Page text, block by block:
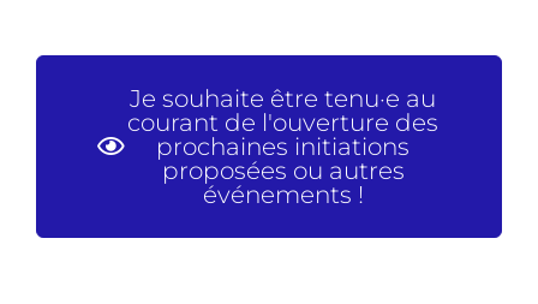
Je souhaite être tenu·e au
courant de l'ouverture des
prochaines initiations
proposées ou autres
événements !